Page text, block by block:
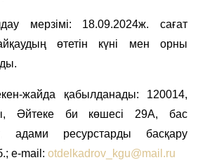
мерзімі: 18.09.2024ж. сағат
өтетін күні мен орны
жайда қабылданады: 120014,
Әйтеке би көшесі 29А, бас
адами ресурстарды басқару
e-mail: otdelkadrov_kgu@mail.ru